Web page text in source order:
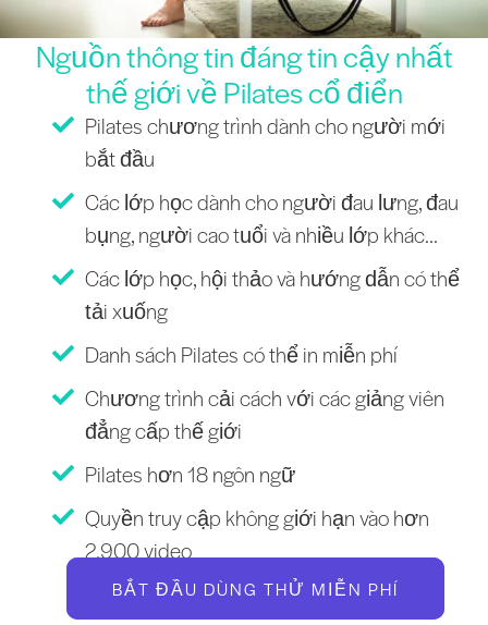
Nguồn thông tin đáng tin cậy nhất
thế giới về Pilates cổ điển
Pilates chương trình dành cho người mới
bắt đầu
Các lớp học dành cho người đau lưng, đau
bụng, người cao tuổi và nhiều lớp khác...
Các lớp học, hội thảo và hướng dẫn có thể
tải xuống
Danh sách Pilates có thể in miễn phí
Chương trình cải cách với các giảng viên
đẳng cấp thế giới
Pilates hơn 18 ngôn ngữ
Quyền truy cập không giới hạn vào hơn
2.900 video
BẮT ĐẦU DÙNG THỬ MIỄN PHÍ